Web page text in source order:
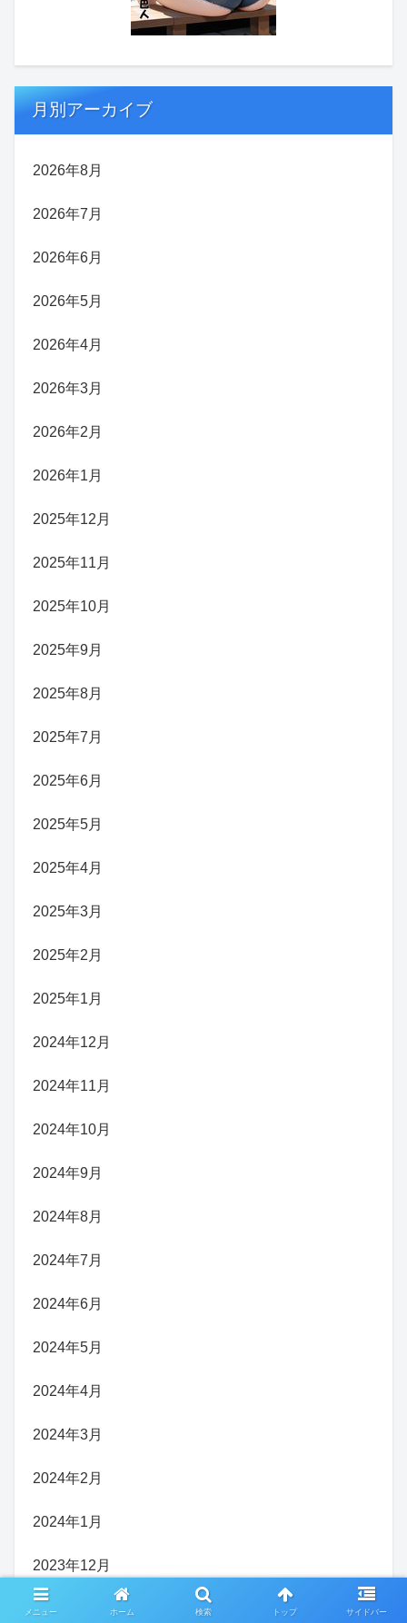
月別アーカイブ
2026年8月
2026年7月
2026年6月
2026年5月
2026年4月
2026年3月
2026年2月
2026年1月
2025年12月
2025年11月
2025年10月
2025年9月
2025年8月
2025年7月
2025年6月
2025年5月
2025年4月
2025年3月
2025年2月
2025年1月
2024年12月
2024年11月
2024年10月
2024年9月
2024年8月
2024年7月
2024年6月
2024年5月
2024年4月
2024年3月
2024年2月
2024年1月
2023年12月
2023年11月
メニュー ホーム 検索 トップ サイドバー